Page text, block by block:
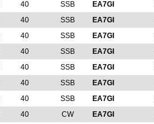
40 SSB EA7GI
40 SSB EA7GI
40 SSB EA7GI
40 SSB EA7GI
40 SSB EA7GI
40 SSB EA7GI
40 SSB EA7GI
40 CW EA7GI